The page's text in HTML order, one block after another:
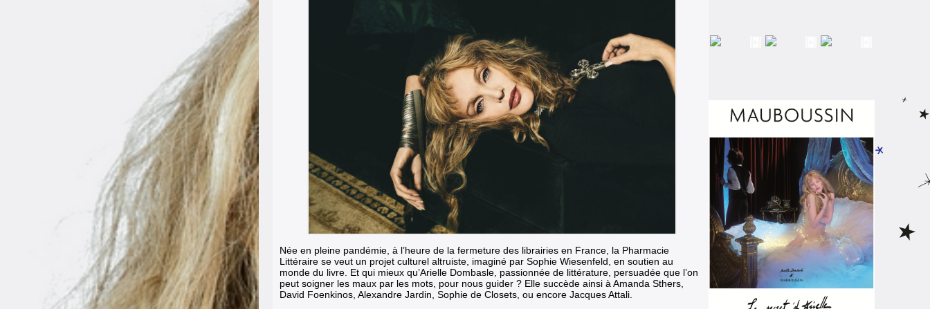
Née en pleine pandémie, à l’heure de la fermeture des librairies en France, la Pharmacie
Littéraire se veut un projet culturel altruiste, imaginé par Sophie Wiesenfeld, en soutien au
monde du livre. Et qui mieux qu’Arielle Dombasle, passionnée de littérature, persuadée que l’on
peut soigner les maux par les mots, pour nous guider ? Elle succède ainsi à Amanda Sthers,
David Foenkinos, Alexandre Jardin, Sophie de Closets, ou encore Jacques Attali.